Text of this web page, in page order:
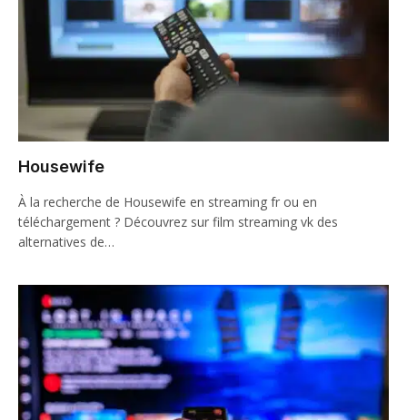
Housewife
À la recherche de Housewife en streaming fr ou en
téléchargement ? Découvrez sur film streaming vk des
alternatives de…